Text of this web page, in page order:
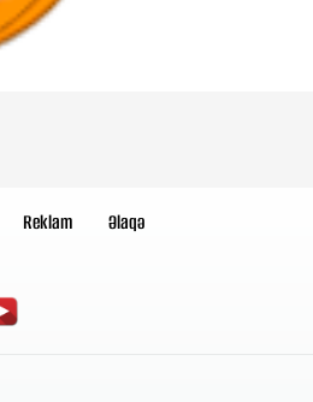
Reklam
Əlaqə